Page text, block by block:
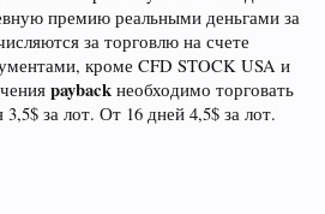
премию реальными деньгами за
за торговлю на счете
кроме CFD STOCK USA и
payback необходимо торговать
за лот. От 16 дней 4,5$ за лот.